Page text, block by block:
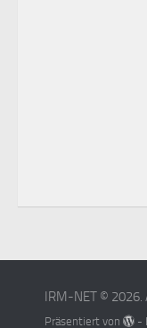
IRM-NET © 2026.
Präsentiert von -